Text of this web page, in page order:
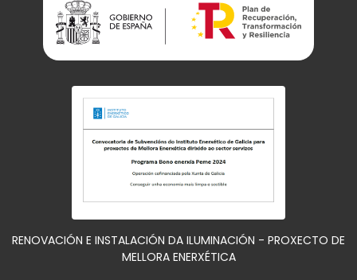
RENOVACIÓN E INSTALACIÓN DA ILUMINACIÓN - PROXECTO DE
MELLORA ENERXÉTICA